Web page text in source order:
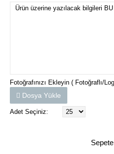
Fotoğrafınızı Ekleyin ( Fotoğraflı/
Dosya Yükle
Adet Seçiniz: